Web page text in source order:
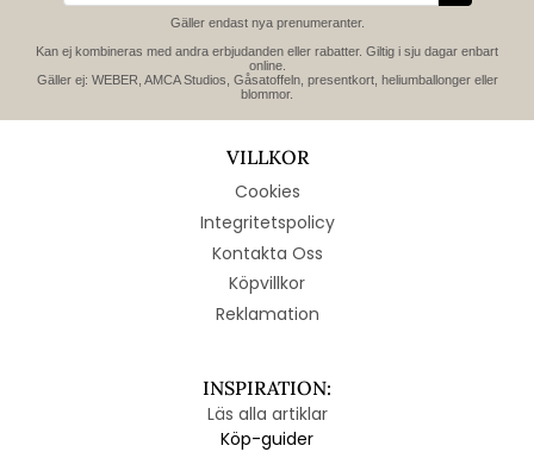
Gäller endast nya prenumeranter.
Kan ej kombineras med andra erbjudanden eller rabatter. Giltig i sju dagar enbart
online.
Gäller ej: WEBER, AMCA Studios, Gåsatoffeln, presentkort, heliumballonger eller
blommor.
VILLKOR
Cookies
Integritetspolicy
Kontakta Oss
Köpvillkor
Reklamation
INSPIRATION:
Läs alla artiklar
Köp-guider